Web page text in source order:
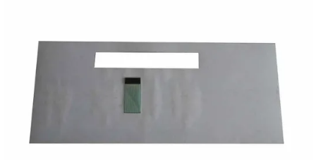
NOUVELLES
DEMANDEZ
UN DEVIS